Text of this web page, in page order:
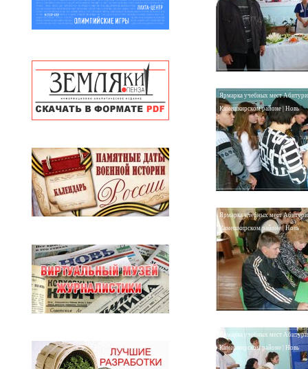
Ярмарка учебных мест
Камешкирском районе | Новь
Ярмарка учебных мест
Камешкирском районе | Новь
Ярмарка учебных мест
Камешкирском районе | Новь